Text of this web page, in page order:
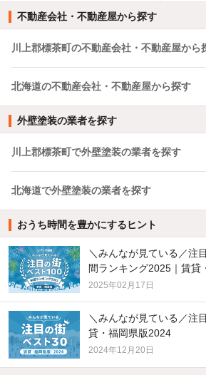
不動産会社・不動産屋から探す
川上郡標茶町の不動産会社・不動産屋から
北海道の不動産会社・不動産屋から探す
外壁塗装の業者を探す
川上郡標茶町で外壁塗装の業者を探す
北海道で外壁塗装の業者を探す
おうち時間を豊かにするヒント
＼みんなが見ている／注
間ランキング2025｜賃貸
2025年02月17日
＼みんなが見ている／注
貸・福岡県版2024
2024年12月20日